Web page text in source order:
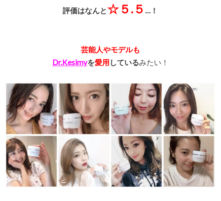
評価はなんと☆５.５…！
芸能人やモデルも
Dr.Kesimyを愛用 しているみたい！